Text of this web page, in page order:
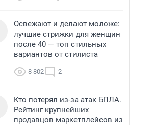
Освежают и делают моложе:
лучшие стрижки для женщин
после 40 — топ стильных
вариантов от стилиста
8 802 2
Кто потерял из-за атак БПЛА.
Рейтинг крупнейших
продавцов маркетплейсов из